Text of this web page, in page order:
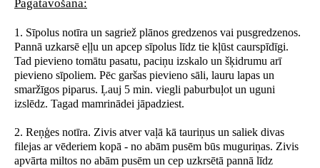
Pagatavošana:
1. Sīpolus notīra un sagriež plānos gredzenos vai pusgredzenos.
Pannā uzkarsē eļļu un apcep sīpolus līdz tie kļūst caurspīdīgi.
Tad pievieno tomātu pasatu, paciņu izskalo un šķidrumu arī
pievieno sīpoliem. Pēc garšas pievieno sāli, lauru lapas un
smaržīgos piparus. Ļauj 5 min. viegli paburbuļot un uguni
izslēdz. Tagad mamrinādei jāpadziest.
2. Reņģes notīra. Zivis atver vaļā kā tauriņus un saliek divas
filejas ar vēderiem kopā - no abām pusēm būs muguriņas. Zivis
apvārta miltos no abām pusēm un cep uzkrsētā pannā līdz